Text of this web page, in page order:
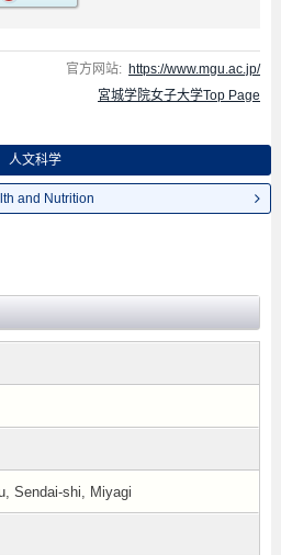
官方网站: https://www.mgu.ac.jp/
宮城学院女子大学Top Page
人文科学
and Nutrition
Sendai-shi, Miyagi